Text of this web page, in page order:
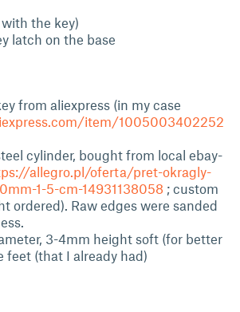
with the key)
latch on the base
from aliexpress (in my case
item/1005003402252
cylinder, bought from local ebay-
allegro.pl/oferta/pret-okragly-
1-5-cm-14931138058 ; custom
ordered). Raw edges were sanded
3-4mm height soft (for better
feet (that I already had)